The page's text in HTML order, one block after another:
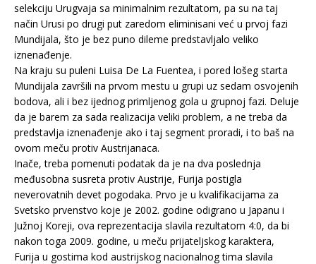
selekciju Urugvaja sa minimalnim rezultatom, pa su na taj
način Urusi po drugi put zaredom eliminisani već u prvoj fazi
Mundijala, što je bez puno dileme predstavljalo veliko
iznenađenje.
Na kraju su puleni Luisa De La Fuentea, i pored lošeg starta
Mundijala završili na prvom mestu u grupi uz sedam osvojenih
bodova, ali i bez ijednog primljenog gola u grupnoj fazi. Deluje
da je barem za sada realizacija veliki problem, a ne treba da
predstavlja iznenađenje ako i taj segment proradi, i to baš na
ovom meču protiv Austrijanaca.
Inače, treba pomenuti podatak da je na dva poslednja
međusobna susreta protiv Austrije, Furija postigla
neverovatnih devet pogodaka. Prvo je u kvalifikacijama za
Svetsko prvenstvo koje je 2002. godine odigrano u Japanu i
Južnoj Koreji, ova reprezentacija slavila rezultatom 4:0, da bi
nakon toga 2009. godine, u meču prijateljskog karaktera,
Furija u gostima kod austrijskog nacionalnog tima slavila